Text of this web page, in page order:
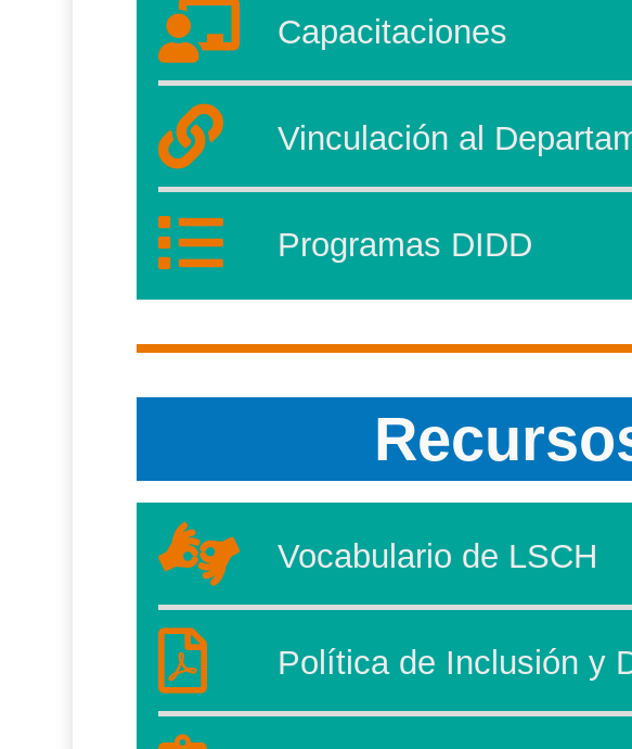
Capacitaciones
Vinculación al
Programas DIDD
Vocabulario de LSCH
Política de Inclusión y